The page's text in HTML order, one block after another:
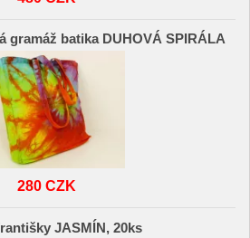
gramáž batika DUHOVÁ SPIRÁLA
280 CZK
JASMÍN, 20ks